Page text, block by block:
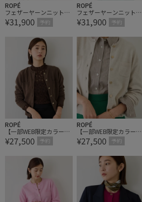
ROPÉ
フェザーヤーンニットカ
ーディガン/イージーケ
¥31,900 予約
ROPÉ
フェザーヤーンニットカ
ーディガン/イージーケ
¥31,900 予約
ROPÉ
【一部WEB限定カラー】
カシミヤブレンドポケッ
トカーディガン/イージ
ーケア【J'aDoRe・一部
店舗限定サイズ】
¥27,500 予約
ROPÉ
【一部WEB限定カラー】
カシミヤブレンドポケッ
トカーディガン/イージ
ーケア【J'aDoRe・一部
店舗限定サイズ】
¥27,500 予約